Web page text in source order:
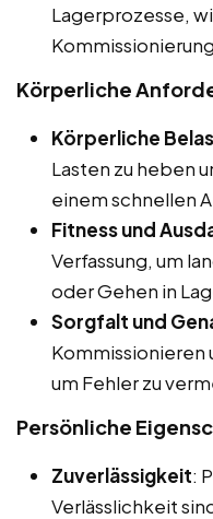
Lagerprozesse,
Körperliche
Körperliche
Lasten zu heben
einem schnellen
Fitness und
Verfassung, um
oder Gehen in
Sorgfalt und
Kommissionieren
um Fehler zu
Persönliche
Zuverlässigkeit:
Verlässlichkeit